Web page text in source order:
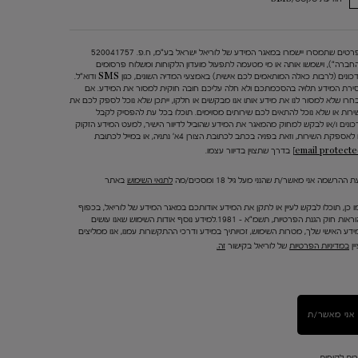
הפרטים שתמסרו יישמרו במאגר המידע של לוריאל ישראל בע"מ, ח.פ. 520041757
וישמשו אותה או מי מטעמה לתפעול מועדון הלקוחות ומשלוח פרסומים
ועדכונים (לרבות כאלה המותאמים לכם אישית) באמצעי המדיה השונים, כגון SMS ודוא"ל.
המידע תלויה בהסכמתכם ולא חלה עליכם חובה חוקית למסור את המידע. אם
שלא למסור לנו את מידע אותו אנו מבקשים או חלקו, ייתכן שלא נוכל לספק לכם את
או שלא נוכל להתאים לכם שירותים מסוימים. תוכלו בכל עת להפסיק לקבל
ו/או לבקש למחוק מהמאגר את המידע שהוביל לדיוור הישיר, למעט המידע הזקוק
לאספקת השירות, וזאת בפניה בכתב לכתובת הצורן 4א' נתניה, או במייל לכתובת
בדרך שתצוין בדיוור עצמו.
ההרשמה אני מאשר/ת שהנני מעל גיל 18 ומסכים/מה לתנאי השימוש באתר
כן, תוכלו לבקש לעיין או לתקן את המידע אודותכם במאגר המידע של לוריאל, בכפוף
להוראות חוק הגנת הפרטיות, תשמ"א – 1981.למידע נוסף אודות השימוש שאנו עושים
האישי שלך, מטרות השימוש, זכויותיך במידע ודרכי ההתקשרות עמנו, אנו ממליצים
במדיניות הפרטיות של לוריאל בקישור זה.
אני מאשר/ת